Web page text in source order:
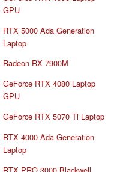
GPU
RTX 5000 Ada Generation
Laptop
Radeon RX 7900M
GeForce RTX 4080 Laptop
GPU
GeForce RTX 5070 Ti Laptop
RTX 4000 Ada Generation
Laptop
RTX PRO 3000 Blackwell